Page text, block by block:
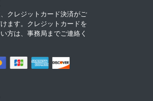
クレジットカード決済がご
ます。クレジットカードを
方は、事務局までご連絡く